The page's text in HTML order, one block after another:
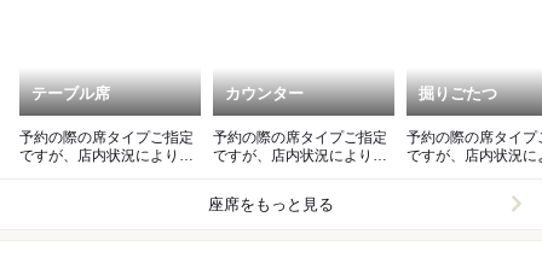
テーブル席
予約の際の席タイプご指定
ですが、店内状況によりご
カウンター
予約の際の席タイプご指定
ですが、店内状況によりご
掘りごたつ
予約の際の席タイプ
ですが、店内状況に
座席をもっと見る